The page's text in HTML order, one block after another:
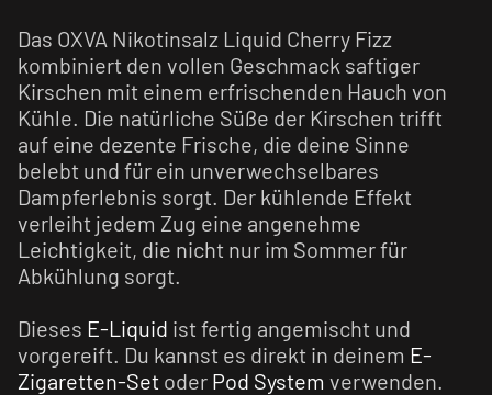
Das OXVA Nikotinsalz Liquid Cherry Fizz
kombiniert den vollen Geschmack saftiger
Kirschen mit einem erfrischenden Hauch von
Kühle. Die natürliche Süße der Kirschen trifft
auf eine dezente Frische, die deine Sinne
belebt und für ein unverwechselbares
Dampferlebnis sorgt. Der kühlende Effekt
verleiht jedem Zug eine angenehme
Leichtigkeit, die nicht nur im Sommer für
Abkühlung sorgt.
Dieses E-Liquid ist fertig angemischt und
vorgereift. Du kannst es direkt in deinem E-
Zigaretten-Set oder Pod System verwenden.